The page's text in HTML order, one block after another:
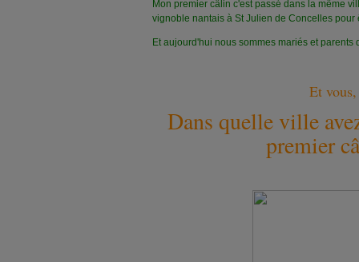
Mon premier câlin c'est passé dans la même
vignoble nantais à St Julien de Concelles pour
Et aujourd'hui nous sommes mariés et parents
Et vous,
Dans quelle ville
premier